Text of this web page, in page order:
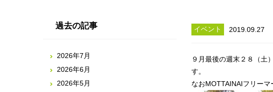
イベント 2019.09.27
９月最後の週末２８（土
す。
過去の記事
2026年7月
2026年6月
2026年5月